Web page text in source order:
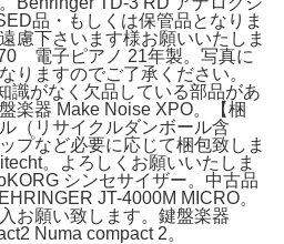
品・もしくは保管品となりま
慮下さいます様お願いいたしま
電子ピアノ 21年製。写真に
りますのでご了承ください。
識がなく欠品している部品があ
楽器 Make Noise XPO。【梱
（リサイクルダンボール含
プなど必要に応じて梱包致しま
。よろしくお願いいたしま
シンセサイザー。中古品
JT-4000M MICRO。
お願い致します。鍵盤楽器
Numa compact 2。